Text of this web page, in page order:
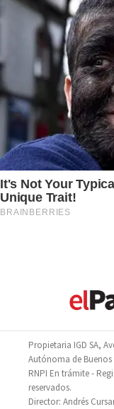
Propietaria IGD SA,
Autónoma de
RNPI En trámite -
reservados.
Director: Andrés